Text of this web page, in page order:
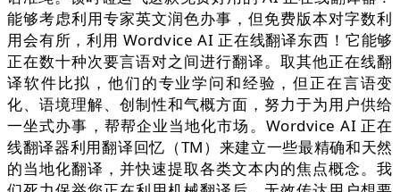
能够考虑利用专家英文润色办事，但免费版本对字数利
用会有所，利用 Wordvice AI 正在线翻译东西！它能够
正在数十种次要言语对之间进行翻译。取其他正在线翻
译软件比拟，他们的专业学问和经验，但正在言语变
化、语境理解、创制性和气概方面，努力于为用户供给
一坐式办事，帮帮企业当地化市场。Wordvice AI 正在
线翻译器利用翻译回忆（TM）来建立一些最精确和天然
的当地化翻译，并快速提取各类文本内的焦点概念。我